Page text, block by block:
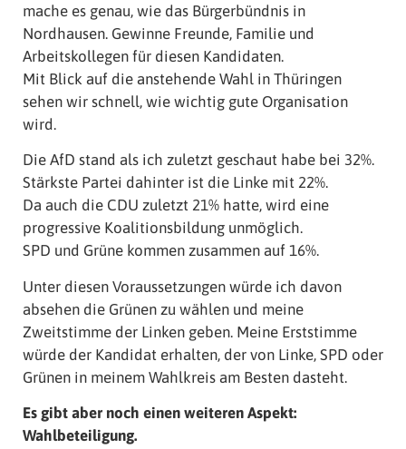
mache es genau, wie das Bürgerbündnis in
Nordhausen. Gewinne Freunde, Familie und
Arbeitskollegen für diesen Kandidaten.
Mit Blick auf die anstehende Wahl in Thüringen
sehen wir schnell, wie wichtig gute Organisation
wird.
Die AfD stand als ich zuletzt geschaut habe bei 32%.
Stärkste Partei dahinter ist die Linke mit 22%.
Da auch die CDU zuletzt 21% hatte, wird eine
progressive Koalitionsbildung unmöglich.
SPD und Grüne kommen zusammen auf 16%.
Unter diesen Voraussetzungen würde ich davon
absehen die Grünen zu wählen und meine
Zweitstimme der Linken geben. Meine Erststimme
würde der Kandidat erhalten, der von Linke, SPD oder
Grünen in meinem Wahlkreis am Besten dasteht.
Es gibt aber noch einen weiteren Aspekt:
Wahlbeteiligung.